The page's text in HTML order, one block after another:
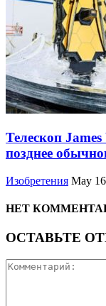
Телескоп
позднее
Изобретения May
НЕТ
ОСТАВЬТЕ